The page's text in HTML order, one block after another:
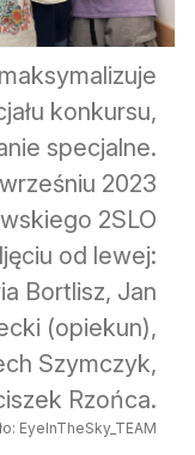
konkursu,
specjalne.
2023
2SLO
od lewej:
Bortlisz, Jan
(opiekun),
Szymczyk,
Rzońca.
EyeInTheSky_TEAM